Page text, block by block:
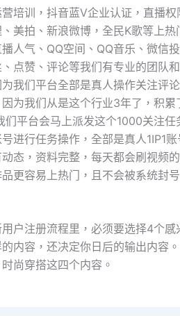
培训，抖音蓝V企业认证，直播权
美拍、新浪微博，全民K歌等上
人气、QQ空间、QQ音乐、微信
点赞、评论等我们有专业的团队
我们平台全部是真人操作关注评
为我们从是这个行业3年了，积累
平台会马上派发这个1000关注任
进行任务操作，全部是真人1IP1
态，资料完整，每天都会刷视频
更容易上热门，且不会被系统封
户注册流程里，必须要选择4个
内容，还决定你日后的输出内容
尚穿搭这四个内容。